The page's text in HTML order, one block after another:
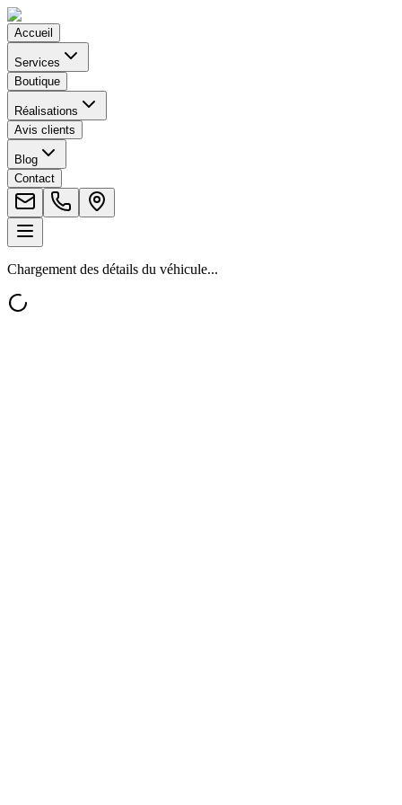
Accueil
Services
Boutique
Réalisations
Avis clients
Blog
Contact
Chargement des détails du véhicule...